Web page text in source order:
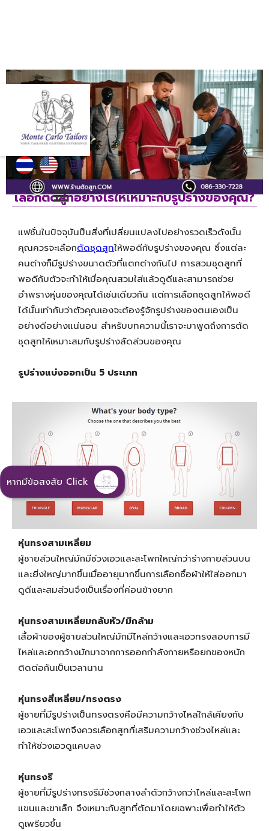
หากมีข้อสงสัย Click
เลือกตัดสูทอย่างไรให้เหมาะกับรูปร่างของคุณ?
แฟชั่นในปัจจุบันป็นสิ่งที่เปลี่ยนแปลงไปอย่างรวดเร็วดังนั้น
คุณควรจะเลือกตัดชุดสูทให้พอดีกับรูปร่างของคุณ ซึ่งแต่ละ
คนต่างก็มีรูปร่างขนาดตัวที่แตกต่างกันไป การสวมชุดสูทที่
พอดีกับตัวจะทำให้เมื่อคุณสวมใส่แล้วดูดีและสามารถช่วย
อำพรางหุ่นของคุณได้เช่นเดียวกัน แต่การเลือกชุดสูทให้พอดี
ได้นั้นเท่ากับว่าตัวคุณเองจะต้องรู้จักรูปร่างของตนเองเป็น
อย่างดีอย่างแน่นอน สำหรับบทความนี้เราจะมาพูดถึงการตัด
ชุดสูทให้เหมาะสมกับรูปร่างสัดส่วนของคุณ
รูปร่างแบ่งออกเป็น 5 ประเภท
หุ่นทรงสามเหลี่ยม
ผู้ชายส่วนใหญ่มักมีช่วงเอวและสะโพกใหญ่กว่าร่างกายส่วนบน
และยิ่งใหญ่มากขึ้นเมื่ออายุมากขึ้นการเลือกซื้อผ้าให้ใส่ออกมา
ดูดีและสมส่วนจึงเป็นเรื่องที่ค่อนข้างยาก
หุ่นทรงสามเหลี่ยมกลับหัว/มีกล้าม
เสื้อผ้าของผู้ชายส่วนใหญ่มักมีไหล่กว้างและเอวทรงสอบการมี
ไหล่และอกกว้างมักมาจากการออกกำลังกายหรือยกของหนัก
ติดต่อกันเป็นเวลานาน
หุ่นทรงสี่เหลี่ยม/ทรงตรง
ผู้ชายที่มีรูปร่างเป็นทรงตรงคือมีความกว้างไหล่ใกล้เคียงกับ
เอวและสะโพกจึงควรเลือกสูทที่เสริมความกว้างช่วงไหล่และ
ทำให้ช่วงเอวดูแคบลง
หุ่นทรงรี
ผู้ชายที่มีรูปร่างทรงรีมีช่วงกลางลำตัวกว้างกว่าไหล่และสะโพก
แขนและขาเล็ก จึงเหมาะกับสูทที่ตัดมาโดยเฉพาะเพื่อทำให้ตัว
ดูเพรียวขึ้น